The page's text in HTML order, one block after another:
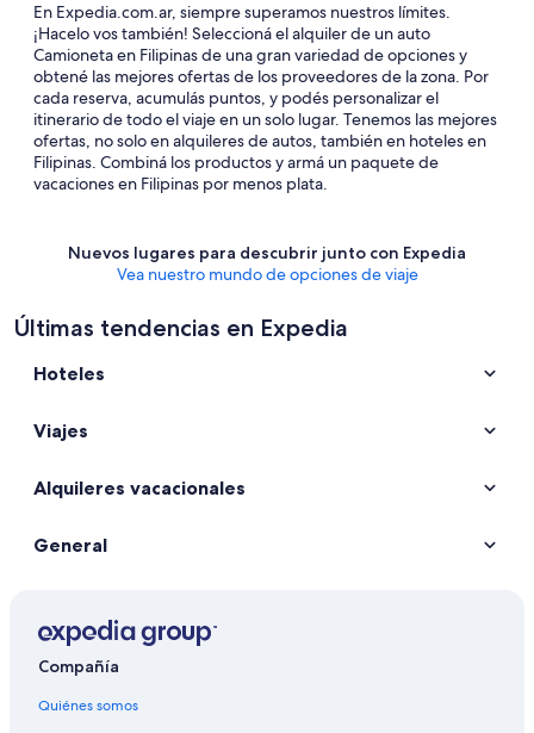
En Expedia.com.ar, siempre superamos nuestros límites.
¡Hacelo vos también! Seleccioná el alquiler de un auto
Camioneta en Filipinas de una gran variedad de opciones y
obtené las mejores ofertas de los proveedores de la zona. Por
cada reserva, acumulás puntos, y podés personalizar el
itinerario de todo el viaje en un solo lugar. Tenemos las mejores
ofertas, no solo en alquileres de autos, también en hoteles en
Filipinas. Combiná los productos y armá un paquete de
vacaciones en Filipinas por menos plata.
Nuevos lugares para descubrir junto con Expedia
Vea nuestro mundo de opciones de viaje
Últimas tendencias en Expedia
Hoteles
Viajes
Alquileres vacacionales
General
Compañía
Quiénes somos